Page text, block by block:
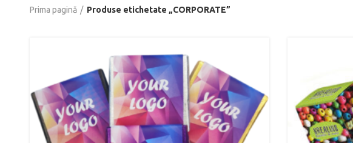
Prima pagină Produse etichetate „CORPORATE”